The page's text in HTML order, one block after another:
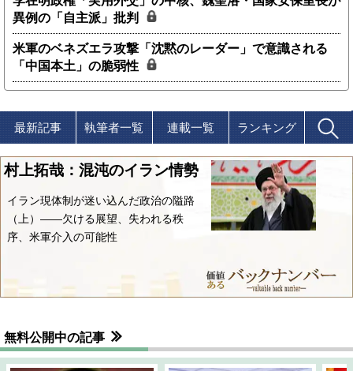
異例の「自主派」批判
米軍のベネズエラ攻撃「沈黙のレーダー」で意識される
「中国本土」の脆弱性
最新記事 執筆者一覧 連載一覧 ランキング
村上拓哉：混沌のイラン情勢
イラン現体制が迷い込んだ政治の隘路
（上）――欠ける展望、失われる秩
序、米軍介入の可能性
無料公開中の記事